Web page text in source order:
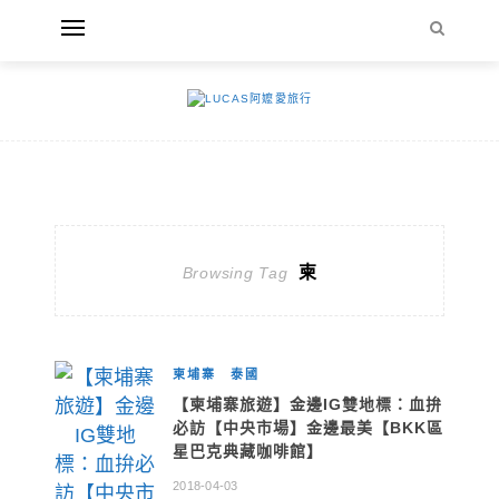
Browsing Tag 柬
柬埔寨 泰國
【柬埔寨旅遊】金邊IG雙地標：血拚
必訪【中央市場】金邊最美【BKK區
星巴克典藏咖啡館】
2018-04-03